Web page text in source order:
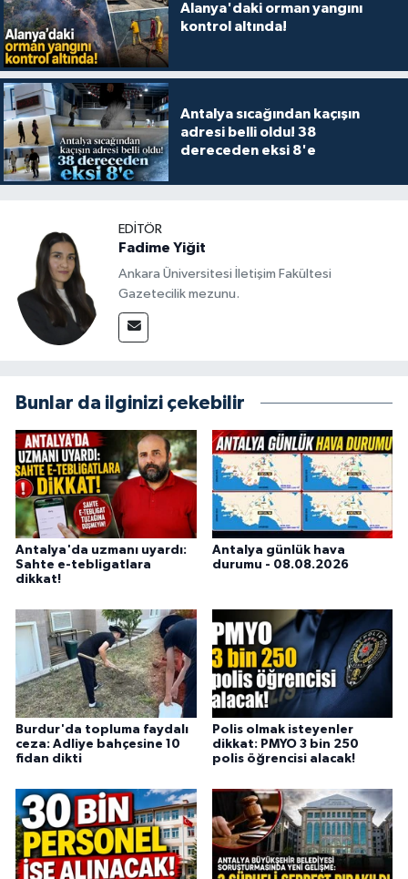
Alanya'daki orman yangını
kontrol altında!
Antalya sıcağından kaçışın
adresi belli oldu! 38
dereceden eksi 8'e
EDITÖR
Fadime Yiğit
Ankara Üniversitesi İletişim Fakültesi
Gazetecilik mezunu.
Bunlar da ilginizi çekebilir
Antalya'da uzmanı uyardı:
Sahte e-tebligatlara
dikkat!
Antalya günlük hava
durumu - 08.08.2026
Burdur'da topluma faydalı
ceza: Adliye bahçesine 10
fidan dikti
Polis olmak isteyenler
dikkat: PMYO 3 bin 250
polis öğrencisi alacak!